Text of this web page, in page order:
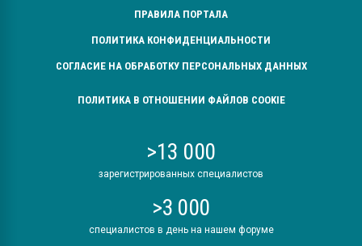
ПРАВИЛА ПОРТАЛА
ПОЛИТИКА КОНФИДЕНЦИАЛЬНОСТИ
СОГЛАСИЕ НА ОБРАБОТКУ ПЕРСОНАЛЬНЫХ ДАННЫХ
ПОЛИТИКА В ОТНОШЕНИИ ФАЙЛОВ COOKIE
>13 000
зарегистрированных специалистов
>3 000
специалистов в день на нашем форуме